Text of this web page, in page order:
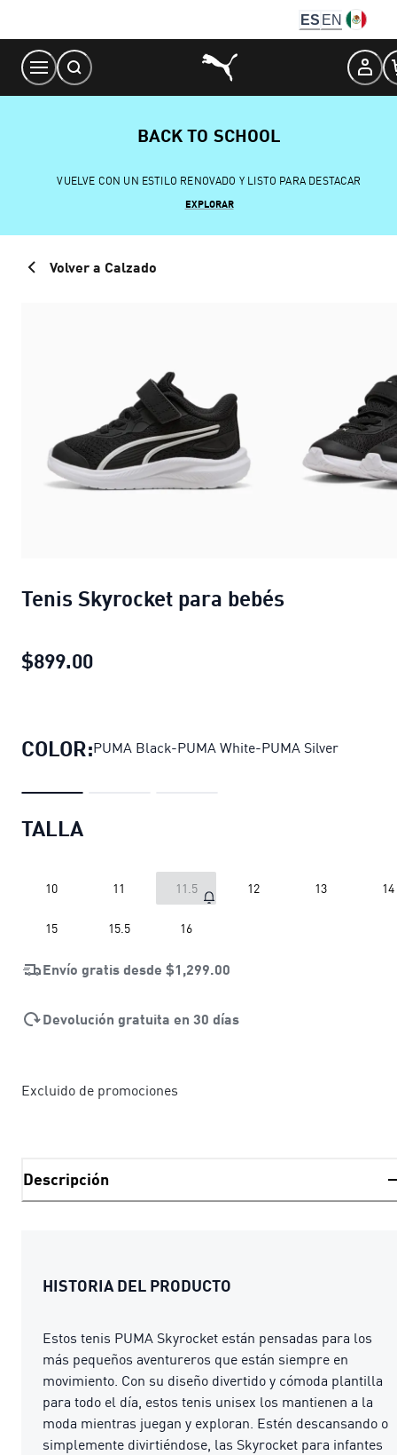
Content
ES EN
BACK TO SCHOOL
VUELVE CON UN ESTILO RENOVADO Y LISTO PARA DESTACAR
EXPLORAR
Volver a Calzado
Tenis Skyrocket para bebés
$899.00
COLOR:PUMA Black-PUMA White-PUMA Silver
TALLA
10 11 11.5 12 13 14
15 15.5 16
Envío gratis desde $1,299.00
Devolución gratuita en 30 días
Excluido de promociones
Descripción
HISTORIA DEL PRODUCTO
Estos tenis PUMA Skyrocket están pensadas para los
más pequeños aventureros que están siempre en
movimiento. Con su diseño divertido y cómoda plantilla
para todo el día, estos tenis unisex los mantienen a la
moda mientras juegan y exploran. Estén descansando o
simplemente divirtiéndose, las Skyrocket para infantes